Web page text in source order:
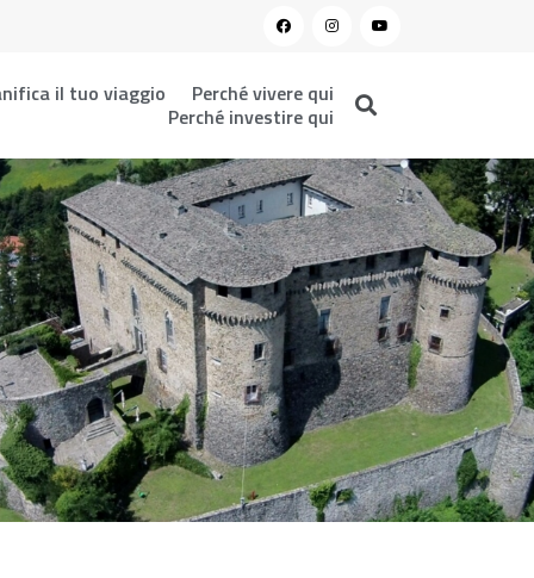
il tuo viaggio
Perché vivere qui
Perché investire qui